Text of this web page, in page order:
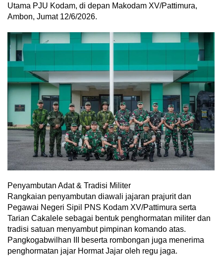
Utama PJU Kodam, di depan Makodam XV/Pattimura,
Ambon, Jumat 12/6/2026.
Penyambutan Adat & Tradisi Militer
Rangkaian penyambutan diawali jajaran prajurit dan
Pegawai Negeri Sipil PNS Kodam XV/Pattimura serta
Tarian Cakalele sebagai bentuk penghormatan militer dan
tradisi satuan menyambut pimpinan komando atas.
Pangkogabwilhan III beserta rombongan juga menerima
penghormatan jajar Hormat Jajar oleh regu jaga.